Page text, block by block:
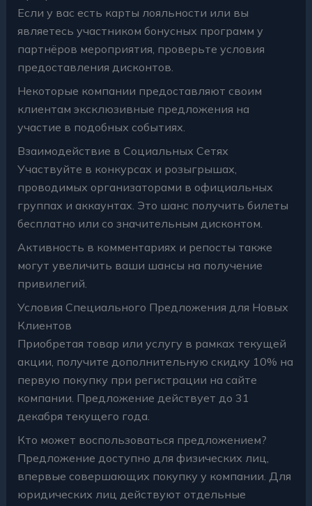
Если у вас есть карты лояльности или вы
являетесь участником бонусных программ у
партнёров мероприятия, проверьте условия
предоставления дисконтов.
Некоторые компании предоставляют своим
клиентам эксклюзивные предложения на
участие в подобных событиях.
Взаимодействие в Социальных Сетях
Участвуйте в конкурсах и розыгрышах,
проводимых организаторами в официальных
группах и аккаунтах. Это шанс получить билеты
бесплатно или со значительным дисконтом.
Активность в комментариях и репосты также
могут увеличить ваши шансы на получение
привилегий.
Условия Специального Предложения для Новых
Клиентов
Приобретая товар или услугу в рамках текущей
акции, получите дополнительную скидку 10% на
первую покупку при регистрации на сайте
компании. Предложение действует до 31
декабря текущего года.
Кто может воспользоваться предложением?
Предложение доступно для физических лиц,
впервые совершающих покупку у компании. Для
юридических лиц действуют отдельные